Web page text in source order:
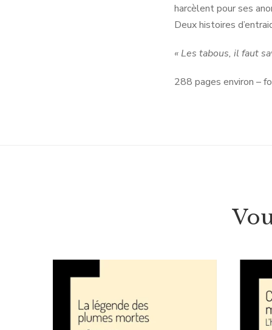
harcèlent pour ses
Deux histoires
« Les tabous, il faut
288 pages environ –